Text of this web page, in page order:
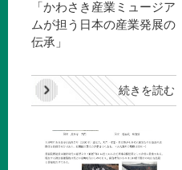
「かわさき産業ミュージア
ムが担う日本の産業発展の
伝承」
続きを読む